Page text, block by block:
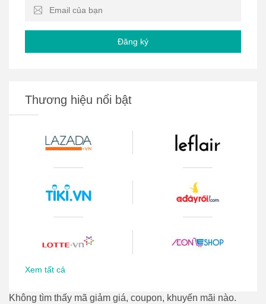
Đăng ký
Thương hiệu nổi bật
Xem tất cả
Không tìm thấy mã giảm giá, coupon, khuyến mãi nào.